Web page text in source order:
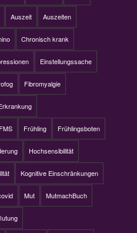
Auszeit Auszeiten
Chronisch krank
Einstellungssache
Fibromyalgie
FMS Frühling Frühlingsboten
Hochsensibilität
Kognitive Einschränkungen
Mut MutmachBuch